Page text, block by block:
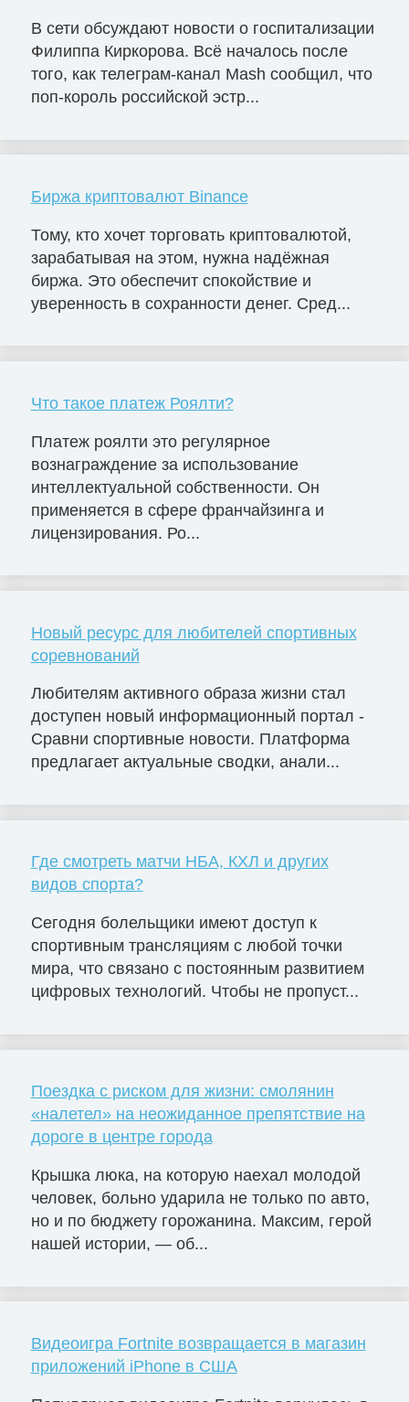
В сети обсуждают новости о госпитализации
Филиппа Киркорова. Всё началось после
того, как телеграм-канал Mash сообщил, что
поп-король российской эстр...
Биржа криптовалют Binance
Тому, кто хочет торговать криптовалютой,
зарабатывая на этом, нужна надёжная
биржа. Это обеспечит спокойствие и
уверенность в сохранности денег. Сред...
Что такое платеж Роялти?
Платеж роялти это регулярное
вознаграждение за использование
интеллектуальной собственности. Он
применяется в сфере франчайзинга и
лицензирования. Ро...
Новый ресурс для любителей спортивных
соревнований
Любителям активного образа жизни стал
доступен новый информационный портал -
Сравни спортивные новости. Платформа
предлагает актуальные сводки, анали...
Где смотреть матчи НБА, КХЛ и других
видов спорта?
Сегодня болельщики имеют доступ к
спортивным трансляциям с любой точки
мира, что связано с постоянным развитием
цифровых технологий. Чтобы не пропуст...
Поездка с риском для жизни: смолянин
«налетел» на неожиданное препятствие на
дороге в центре города
Крышка люка, на которую наехал молодой
человек, больно ударила не только по авто,
но и по бюджету горожанина. Максим, герой
нашей истории, — об...
Видеоигра Fortnite возвращается в магазин
приложений iPhone в США